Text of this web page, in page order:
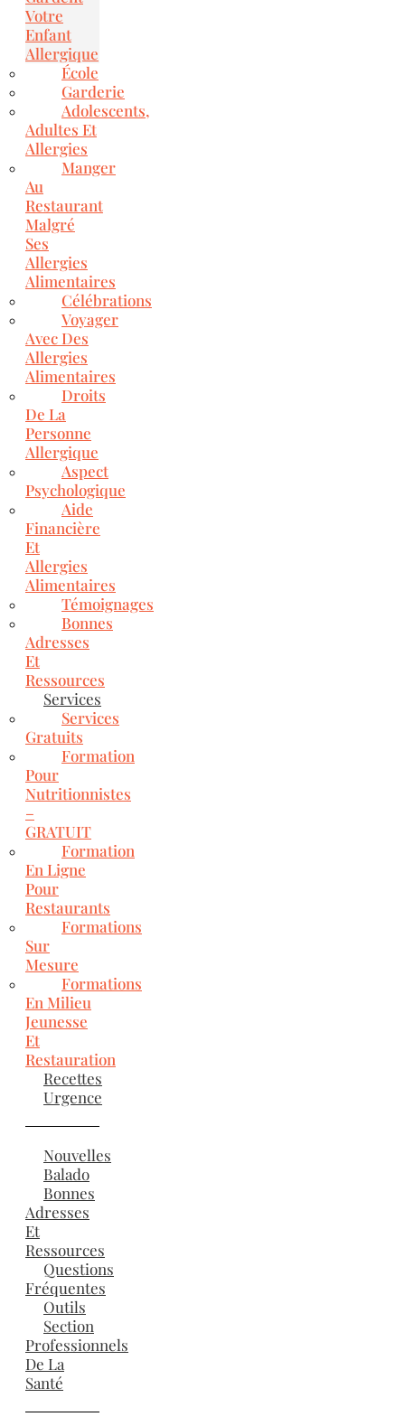
Votre
Enfant
Allergique
École
Garderie
Adolescents,
Adultes Et
Allergies
Manger
Au
Restaurant
Malgré
Ses
Allergies
Alimentaires
Célébrations
Voyager
Avec Des
Allergies
Alimentaires
Droits
De La
Personne
Allergique
Aspect
Psychologique
Aide
Financière
Et
Allergies
Alimentaires
Témoignages
Bonnes
Adresses
Et
Ressources
Services
Services
Gratuits
Formation
Pour
Nutritionnistes
–
GRATUIT
Formation
En Ligne
Pour
Restaurants
Formations
Sur
Mesure
Formations
En Milieu
Jeunesse
Et
Restauration
Recettes
Urgence
Nouvelles
Balado
Bonnes
Adresses
Et
Ressources
Questions
Fréquentes
Outils
Section
Professionnels
De La
Santé